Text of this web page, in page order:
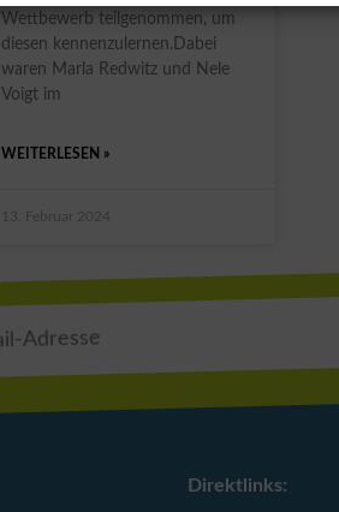
Wettbewerb teilgenommen, um
diesen kennenzulernen.Dabei
waren Marla Redwitz und Nele
Voigt im
WEITERLESEN »
13. Februar 2024
Direktlinks: